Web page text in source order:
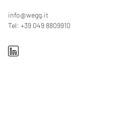
info@wegg.it
Tel: +39 049 8809910